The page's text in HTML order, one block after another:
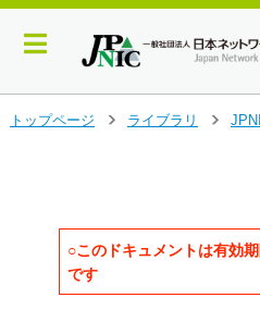
トップページ
ライブラリ
○このドキュメントは有効
です